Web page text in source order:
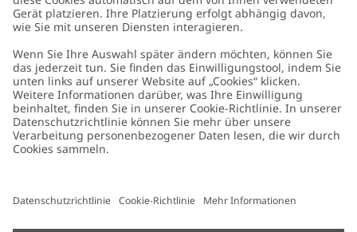
Kontaktieren Sie uns
FAQ
Barrierefreiheit
Datenschutzrichtlinie
Allgemeine Geschäftsbedingungen
Cookie-Richtlinie
Über uns
Über Newbie
Nachhaltigkeit
Impressum
Presse
Germany Standort ändern
Cookies